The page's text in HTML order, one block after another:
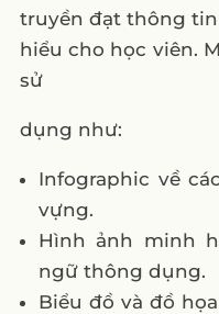
truyền đạt thông
hiểu cho học viên.
sử
dụng như:
Infographic về
vựng.
Hình ảnh minh
ngữ thông dụng.
Biểu đồ và đồ